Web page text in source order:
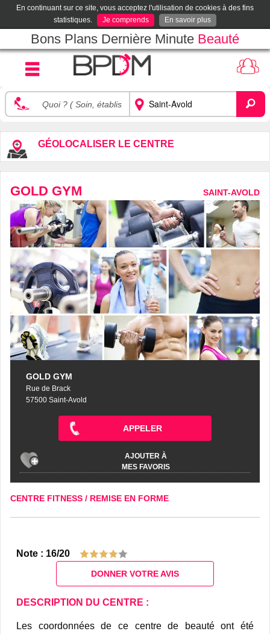
En continuant sur ce site, vous acceptez l'utilisation de cookies à des fins
statistiques.
Je comprends En savoir plus
Bons Plans Dernière Minute Beauté
GÉOLOCALISER LE CENTRE
GOLD GYM SAINT-AVOLD
GOLD GYM
Rue de Brack
57500 Saint-Avold
APPELER
AJOUTER À
MES FAVORIS
CENTRE FITNESS / REMISE EN FORME
Note : 16/20
DONNER VOTRE AVIS
DESCRIPTION DU CENTRE :
Les coordonnées de ce centre de beauté ont été